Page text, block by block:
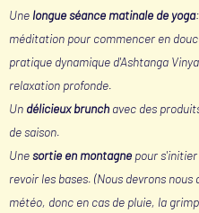
Une longue séance matinale de yoga
méditation pour commencer en
pratique dynamique d'Ashtanga
relaxation profonde.
Un délicieux brunch avec des
de saison.
Unesortie en montagne pour
revoir les bases. (Nous devrons nous
météo, donc en cas de pluie, la